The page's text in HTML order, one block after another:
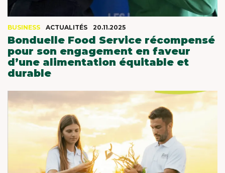
BUSINESS ACTUALITÉS 20.11.2025
Bonduelle Food Service récompensé
pour son engagement en faveur
d’une alimentation équitable et
durable
MEET OUR PLANET-
FRIENDLY FOOD
PACKAGING